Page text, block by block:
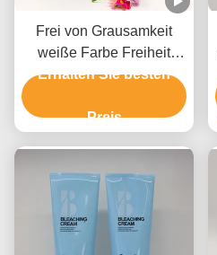
Frei von Grausamkeit
weiße Farbe Freiheit
Creme Bleach
Haartypen
Erhalten Sie besten
Preis